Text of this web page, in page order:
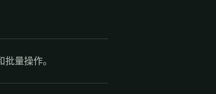
量操作。